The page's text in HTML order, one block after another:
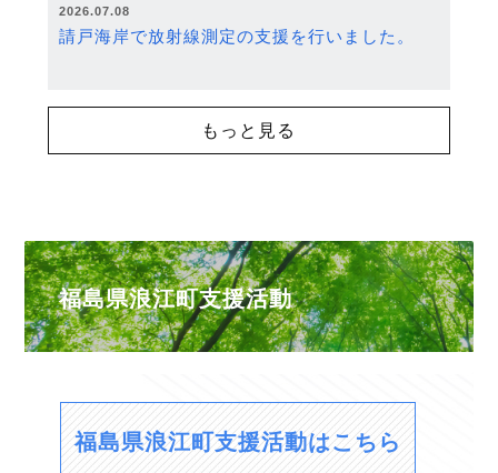
2026.07.08
請戸海岸で放射線測定の支援を行いました。
もっと見る
福島県浪江町支援活動
福島県浪江町支援活動はこちら